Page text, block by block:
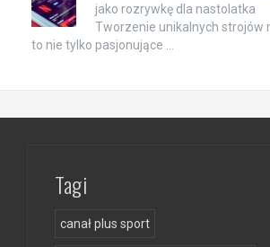
jako rozrywkę dla nastolatka
Tworzenie unikalnych strojów
to nie tylko pasjonujące …
Tagi
canał plus sport